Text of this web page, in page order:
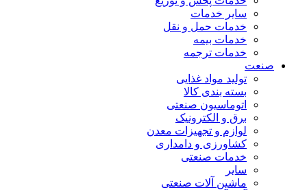
سایر خدمات
خدمات حمل و نقل
خدمات بیمه
خدمات ترجمه
صنعت
تولید مواد غذایی
بسته بندی کالا
اتوماسیون صنعتی
برق و الکترونیک
لوازم و تجهیزات معدن
کشاورزی و دامداری
خدمات صنعتی
سایر
ماشین آلات صنعتی